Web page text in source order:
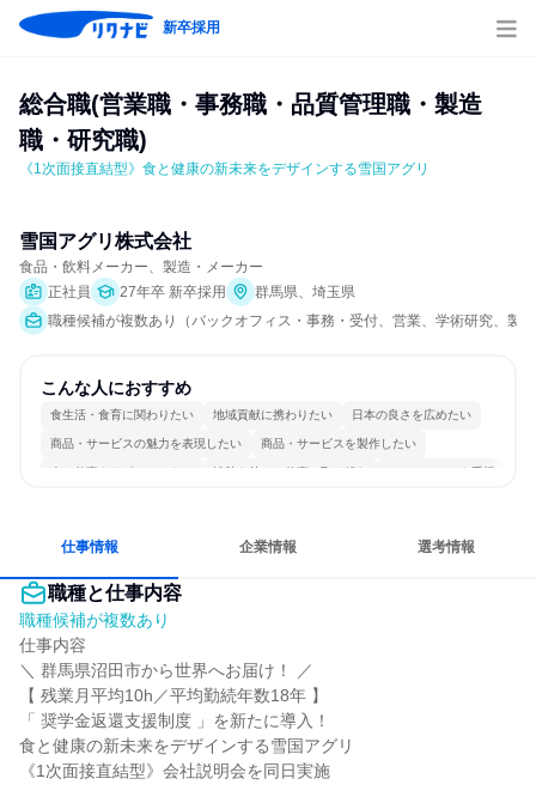
新卒採用
総合職(営業職・事務職・品質管理職・製造
職・研究職)
《1次面接直結型》食と健康の新未来をデザインする雪国アグリ
雪国アグリ株式会社
食品・飲料メーカー、製造・メーカー
正社員
27年卒 新卒採用
群馬県、埼玉県
職種候補が複数あり（バックオフィス・事務・受付、営業、学術研究、製
こんな人におすすめ
食生活・食育に関わりたい 地域貢献に携わりたい 日本の良さを広めたい
商品・サービスの魅力を表現したい 商品・サービスを製作したい
人の仕事をサポートしたい 情熱を持って仕事に取り組む チームワークを重視
仕事情報 企業情報 選考情報
職種と仕事内容
職種候補が複数あり
仕事内容
＼ 群馬県沼田市から世界へお届け！ ／
【 残業月平均10h／平均勤続年数18年 】
「 奨学金返還支援制度 」を新たに導入！
食と健康の新未来をデザインする雪国アグリ
《1次面接直結型》会社説明会を同日実施